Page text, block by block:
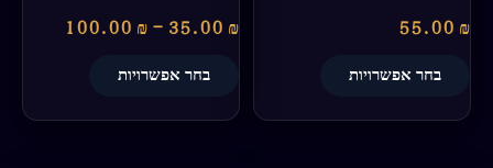
55.00 ₪
בחר אפשרויות
35.00 ₪
–
100.00 ₪
בחר אפשרויות